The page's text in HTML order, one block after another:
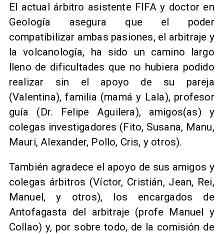
El actual árbitro asistente FIFA y doctor en
Geología asegura que el poder
compatibilizar ambas pasiones, el arbitraje y
la volcanología, ha sido un camino largo
lleno de dificultades que no hubiera podido
realizar sin el apoyo de su pareja
(Valentina), familia (mamá y Lala), profesor
guía (Dr. Felipe Aguilera), amigos(as) y
colegas investigadores (Fito, Susana, Manu,
Mauri, Alexander, Pollo, Cris, y otros).
También agradece el apoyo de sus amigos y
colegas árbitros (Víctor, Cristián, Jean, Rei,
Manuel, y otros), los encargados de
Antofagasta del arbitraje (profe Manuel y
Collao) y, por sobre todo, de la comisión de